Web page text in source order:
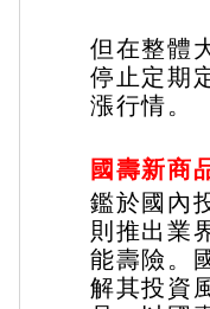
但在整體
停止定期
漲行情。
國壽新商
鑑於國內
則推出業
能壽險。
解其投資